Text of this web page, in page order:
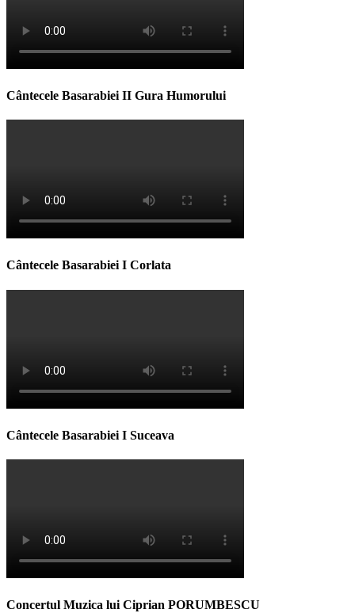
Cântecele Basarabiei II Gura Humorului
Cântecele Basarabiei I Corlata
Cântecele Basarabiei I Suceava
Concertul Muzica lui Ciprian PORUMBESCU